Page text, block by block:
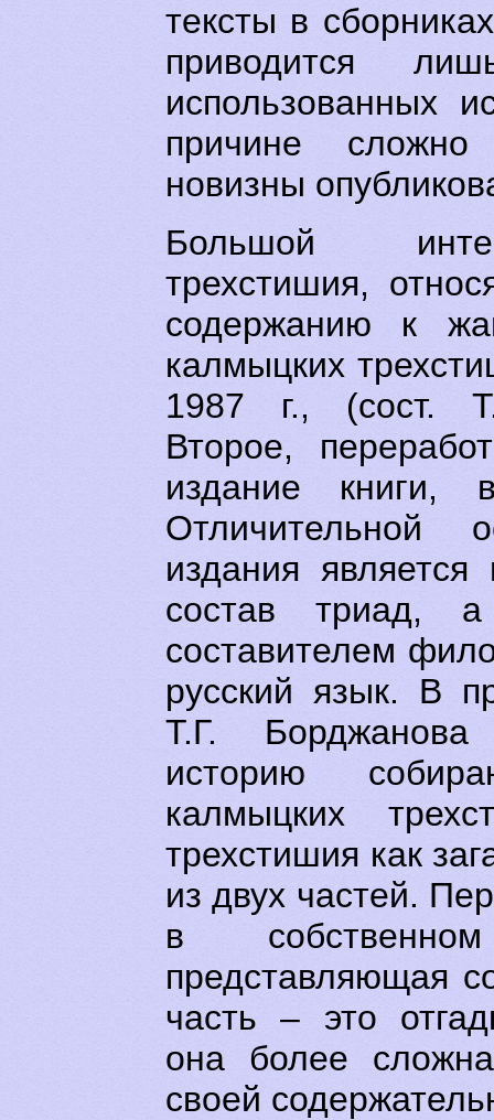
тексты в
приводится
использованных
причине сложно
новизны
Большой
трехстишия,
содержанию к
калмыцких
1987 г., (сост.
Второе,
издание
Отличительной
издания
состав триад,
составителем
русский язык. В
Т.Г.
историю
калмыцких
трехстишия как
из двух частей.
в
представляющая
часть – это
она более
своей